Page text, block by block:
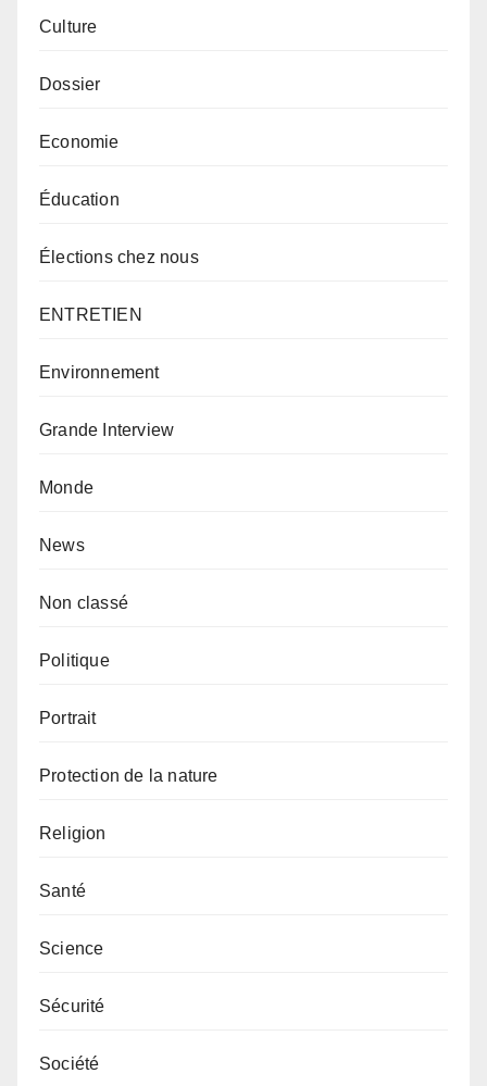
Culture
Dossier
Economie
Éducation
Élections chez nous
ENTRETIEN
Environnement
Grande Interview
Monde
News
Non classé
Politique
Portrait
Protection de la nature
Religion
Santé
Science
Sécurité
Société